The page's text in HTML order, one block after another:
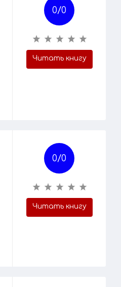
0/0
Читать книгу
0/0
Читать книгу